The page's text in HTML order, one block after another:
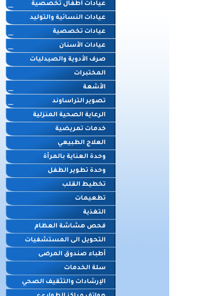
عيادات أطفال تخصصية
عيادات النسائية والتوليد
عيادات تخصصية
عيادات الأسنان
صرف الأدوية والصيدليات
المختبرات
الأشعة
تصوير التراساوند
الرعاية الصحية المنزلية
خدمات تمريضية
العلاج الطبيعي
وحدة العناية بالمرأة
وحدة تطوير الطفل
تخطيط القلب
تطعيمات
التغذية
فحص هشاشة العظام
التحويل الى المستشفيات
أطباء صندوق المرضى
سلة الخدمات
الإرشادات والتثقيف الصحي